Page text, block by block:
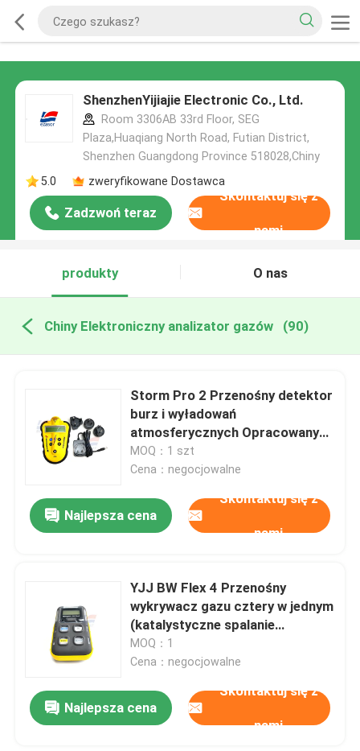
ShenzhenYijiajie Electronic Co., Ltd.
Room 3306AB 33rd Floor, SEG
Plaza,Huaqiang North Road, Futian District,
Shenzhen Guangdong Province 518028,Chiny
5.0
zweryfikowane Dostawca
Zadzwoń teraz
Skontaktuj się z
nami
produkty O nas
Chiny Elektroniczny analizator gazów (90)
Storm Pro 2 Przenośny detektor
burz i wyładowań
atmosferycznych Opracowany
do monitorowania aktywności
elektrycznej atmosfery w czasie
MOQ：1 szt
Cena：negocjowalne
Najlepsza cena
Skontaktuj się z
nami
YJJ BW Flex 4 Przenośny
wykrywacz gazu cztery w jednym
(katalystyczne spalanie
LEL/O2/CO/H2S)
MOQ：1
Cena：negocjowalne
Najlepsza cena
Skontaktuj się z
nami